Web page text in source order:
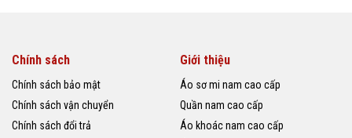
Chính sách
Chính sách bảo mật
Chính sách vận chuyển
Chính sách đổi trả
Giới thiệu
Áo sơ mi nam cao cấp
Quần nam cao cấp
Áo khoác nam cao cấp